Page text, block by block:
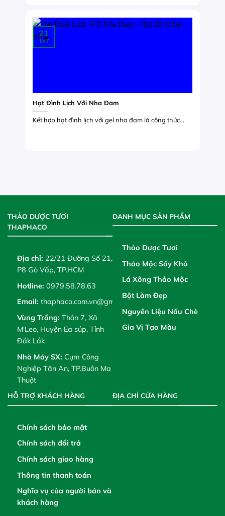
Hạt Đình Lịch Với Nha Đam
Kết hợp hạt đình lịch với gel nha đam là công thức...
21
Th7
THẢO DƯỢC TƯƠI
THAPHACO
Địa chỉ: 22/21 Đường Số 21,
P8 Gò Vấp, TP.HCM
Hotline: 0979.58.78.63
Email: thaphaco.com.vn@gmail.com
Vùng Trồng: Thôn 7, Xã
M'Leo, Huyện Ea súp, Tỉnh
Đắk Lắk
Nhà Máy SX: Cụm Công
Nghiệp Tân An, TP.Buôn Ma
Thuột
DANH MỤC SẢN PHẨM
Thảo Dược Tươi
Thảo Mộc Sấy Khô
Lá Xông Thảo Mộc
Bột Làm Đẹp
Nguyên Liệu Nấu Chè
Gia Vị Tạo Màu
HỖ TRỢ KHÁCH HÀNG
Chính sách bảo mật
Chính sách đổi trả
Chính sách giao hàng
Thông tin thanh toán
Nghĩa vụ của người bán và
khách hàng
ĐỊA CHỈ CỬA HÀNG